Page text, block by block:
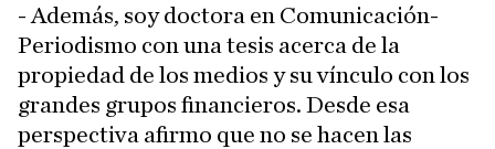
- Además, soy doctora en Comunicación-
Periodismo con una tesis acerca de la
propiedad de los medios y su vínculo con los
grandes grupos financieros. Desde esa
perspectiva afirmo que no se hacen las